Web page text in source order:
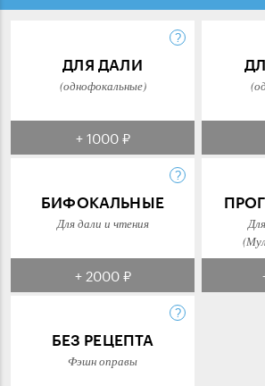
ДЛЯ ДАЛИ
(однофокальные)
+ 1000 ₽
БИФОКАЛЬНЫЕ
Для дали и чтения
+ 2000 ₽
БЕЗ РЕЦЕПТА
Фэшн оправы